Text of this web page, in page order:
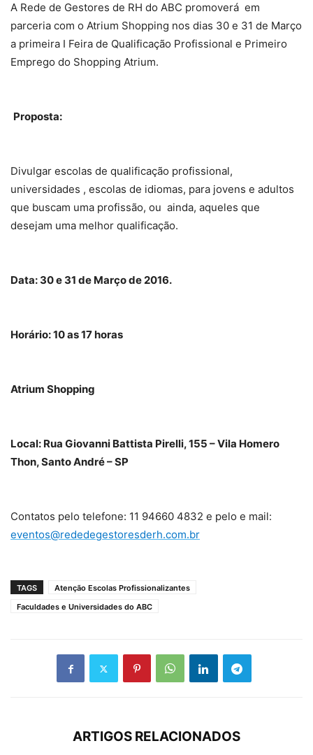
A Rede de Gestores de RH do ABC promoverá em
parceria com o Atrium Shopping nos dias 30 e 31 de Março
a primeira I Feira de Qualificação Profissional e Primeiro
Emprego do Shopping Atrium.
Proposta:
Divulgar escolas de qualificação profissional,
universidades , escolas de idiomas, para jovens e adultos
que buscam uma profissão, ou ainda, aqueles que
desejam uma melhor qualificação.
Data: 30 e 31 de Março de 2016.
Horário: 10 as 17 horas
Atrium Shopping
Local: Rua Giovanni Battista Pirelli, 155 – Vila Homero
Thon, Santo André – SP
Contatos pelo telefone: 11 94660 4832 e pelo e mail:
eventos@rededegestoresderh.com.br
TAGS
Atenção Escolas Profissionalizantes
Faculdades e Universidades do ABC
ARTIGOS RELACIONADOS